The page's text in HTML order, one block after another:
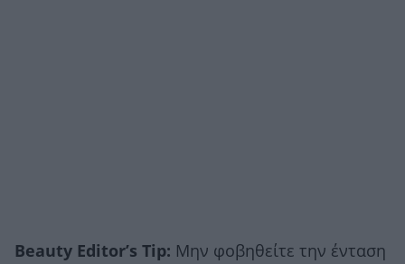
Beauty Editor’s Tip: Μην φοβηθείτε την ένταση